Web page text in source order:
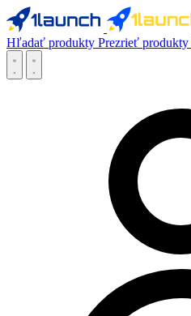
Hľadať produkty Prezrieť produkty